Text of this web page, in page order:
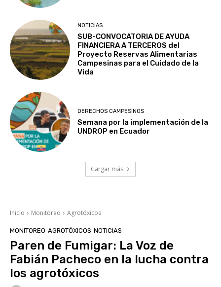
NOTICIAS
SUB-CONVOCATORIA DE AYUDA
FINANCIERA A TERCEROS del
Proyecto Reservas Alimentarias
Campesinas para el Cuidado de la
Vida
DERECHOS CAMPESINOS
Semana por la implementación de la
UNDROP en Ecuador
Cargar más